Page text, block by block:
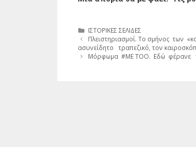
Κατηγορίες
ΙΣΤΟΡΙΚΕΣ ΣΕΛΙΔΕΣ
Πλειστηριασμοί. Το σμήνος των
ασυνείδητο τραπεζικό, τον
Μόρφωμα #ME TOO. Εδώ φέρανε